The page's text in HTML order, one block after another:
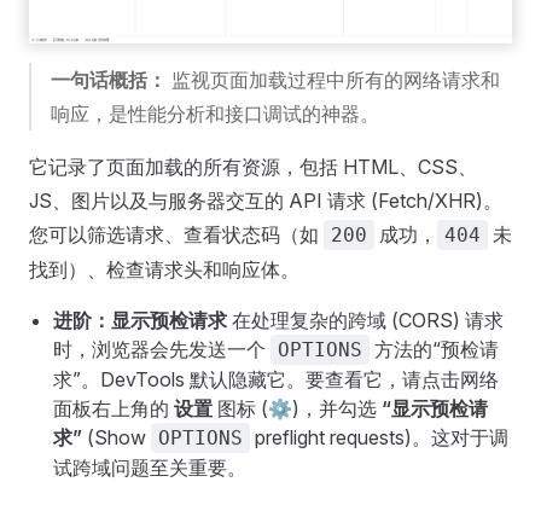
一句话概括： 监视页面加载过程中所有的网络请求和
响应，是性能分析和接口调试的神器。
它记录了页面加载的所有资源，包括 HTML、CSS、
JS、图片以及与服务器交互的 API 请求 (Fetch/XHR)。
您可以筛选请求、查看状态码（如
200 成功， 404
未
找到）、检查请求头和响应体。
进阶：显示预检请求 在处理复杂的跨域 (CORS) 请求
时，浏览器会先发送一个
OPTIONS 方法的“预检请
求”。DevTools 默认隐藏它。要查看它，请点击网络
面板右上角的 设置 图标 (⚙️)，并勾选 “显示预检请
求” (Show OPTIONS preflight requests)。这对于调
试跨域问题至关重要。